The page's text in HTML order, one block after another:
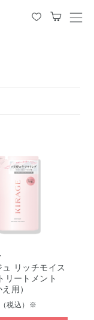
メ
ュ リッチモイス
リートメント
用）
（税込）※